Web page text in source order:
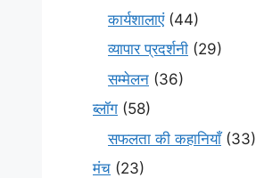
कार्यशालाएं(44)
व्यापार प्रदर्शनी (29)
सम्मेलन (36)
ब्लॉग (58)
सफलता की कहानियाँ(33)
मंच (23)